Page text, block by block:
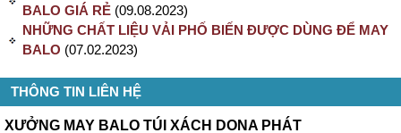
BALO GIÁ RẺ (09.08.2023)
NHỮNG CHẤT LIỆU VẢI PHỐ BIẾN ĐƯỢC DÙNG ĐỂ MAY
BALO (07.02.2023)
THÔNG TIN LIÊN HỆ
XƯỞNG MAY BALO TÚI XÁCH DONA PHÁT